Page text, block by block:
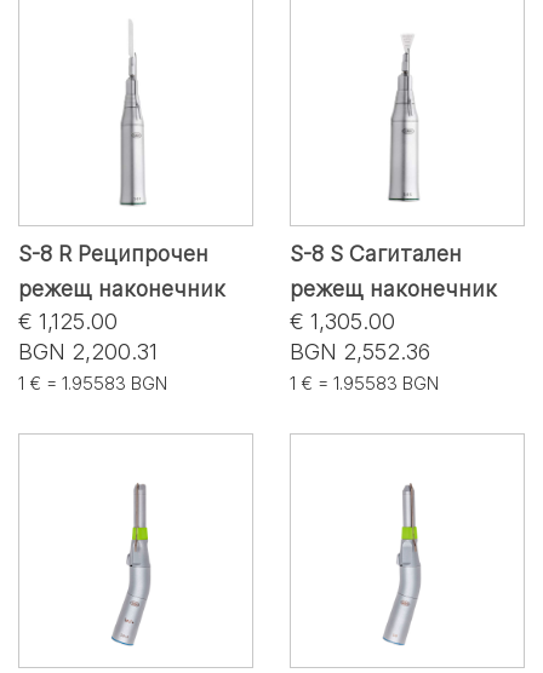
S-8 R Реципрочен
режещ наконечник
€ 1,125.00
BGN 2,200.31
1 € = 1.95583 BGN
S-8 S Сагитален
режещ наконечник
€ 1,305.00
BGN 2,552.36
1 € = 1.95583 BGN